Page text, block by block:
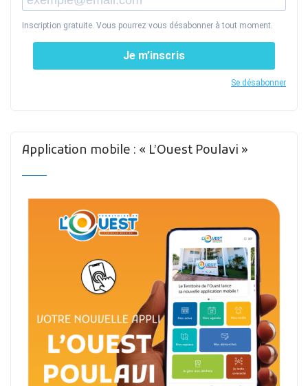
Inscription gratuite. Vous pourrez vous désabonner à tout moment.
Je m’inscris
Se désabonner
Application mobile : « L’Ouest Poulavi »